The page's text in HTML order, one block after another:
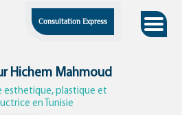
Consultation Express
Hichem Mahmoud
esthetique, plastique et
en Tunisie